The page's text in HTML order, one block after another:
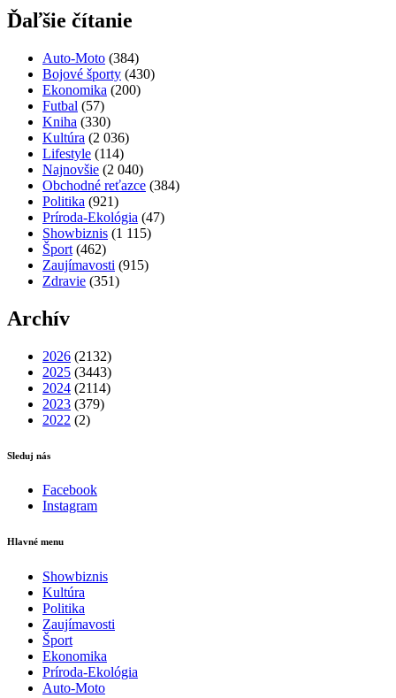
Ďaľšie čítanie
Auto-Moto (384)
Bojové športy (430)
Ekonomika (200)
Futbal (57)
Kniha (330)
Kultúra (2 036)
Lifestyle (114)
Najnovšie (2 040)
Obchodné reťazce (384)
Politika (921)
Príroda-Ekológia (47)
Showbiznis (1 115)
Šport (462)
Zaujímavosti (915)
Zdravie (351)
Archív
2026 (2132)
2025 (3443)
2024 (2114)
2023 (379)
2022 (2)
Sleduj nás
Facebook
Instagram
Hlavné menu
Showbiznis
Kultúra
Politika
Zaujímavosti
Šport
Ekonomika
Príroda-Ekológia
Auto-Moto